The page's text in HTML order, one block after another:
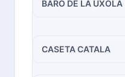
BARO DE LA UXOLA
CASETA CATALA